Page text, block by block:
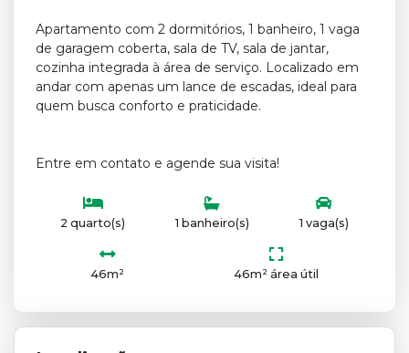
Apartamento com 2 dormitórios, 1 banheiro, 1 vaga
de garagem coberta, sala de TV, sala de jantar,
cozinha integrada à área de serviço. Localizado em
andar com apenas um lance de escadas, ideal para
quem busca conforto e praticidade.
Entre em contato e agende sua visita!
2 quarto(s) 1 banheiro(s) 1 vaga(s)
46m² 46m² área útil